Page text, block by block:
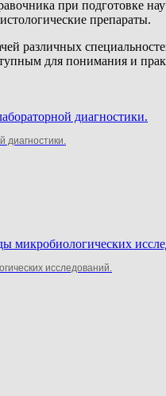
при подготовке
препараты.
различных
для понимания и
диагностики.
исследований.